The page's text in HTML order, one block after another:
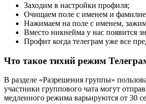
Заходим в настройки профиля;
Очищаем поле с именем и
Нажимаем на поле с именем,
Вместо никнейма у нас появится
Профит когда телеграм уже все
Что такое тихий режим
В разделе «Разрешения группы»
участники группового чата могут
медленного режима варьируются от 30